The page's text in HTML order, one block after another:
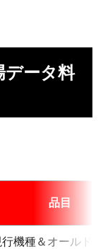
データ料
品目
行機種＆オールド